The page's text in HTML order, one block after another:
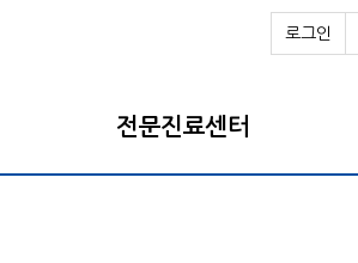
로그인
전문진료센터